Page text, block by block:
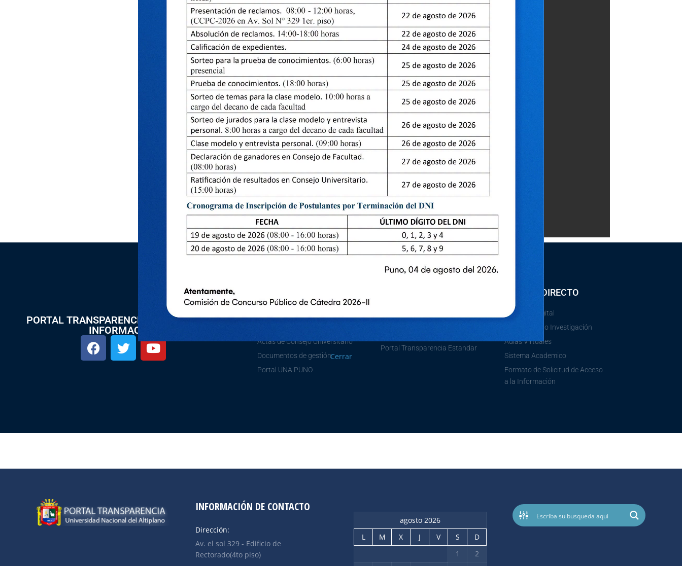
PORTAL TRANSPARENCIA Y ACCESO A LA
INFORMACIÓN
Actas de Consejo Universitario
Documentos de gestión
Portal UNA PUNO
Portal Transparencia Estandar
ACCESO DIRECTO
Gobierno Digital
Vicerectorado Investigación
Aulas Virtuales
Sistema Academico
Formato de Solicitud de Acceso
a la Información
INFORMACIÓN DE CONTACTO
Dirección:
Av. el sol 329 - Edificio de
Rectorado(4to piso)
agosto 2026
L
M X J V S
D
1
2
Cerrar